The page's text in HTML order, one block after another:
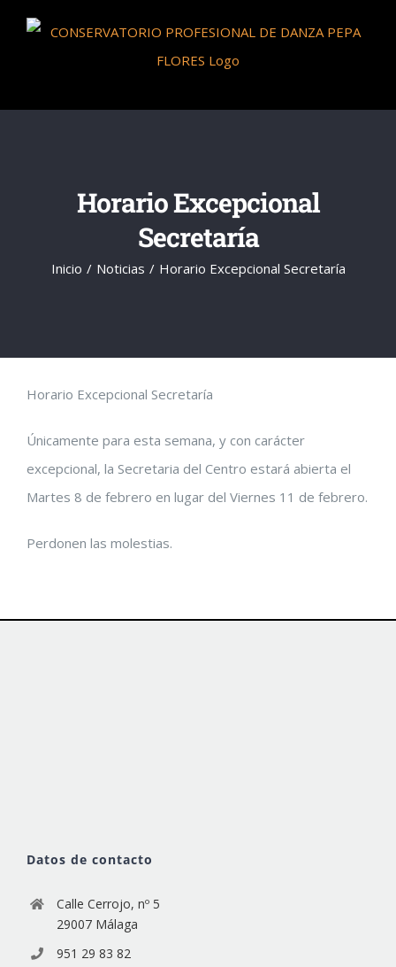
Saltar
Horario Excepcional
Secretaría
Inicio Noticias Horario Excepcional Secretaría
Horario Excepcional Secretaría
Únicamente para esta semana, y con carácter
excepcional, la Secretaria del Centro estará abierta el
Martes 8 de febrero en lugar del Viernes 11 de febrero.
Perdonen las molestias.
Datos de contacto
Calle Cerrojo, nº 5
29007 Málaga
951 29 83 82